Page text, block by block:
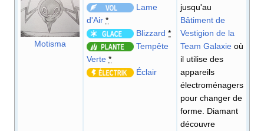
Motisma
Lame
d'Air *
Blizzard *
Tempête
Verte *
Éclair
jusqu'au
Bâtiment de
Vestigion de la
Team Galaxie où
il utilise des
appareils
électroménagers
pour changer de
forme. Diamant
découvre